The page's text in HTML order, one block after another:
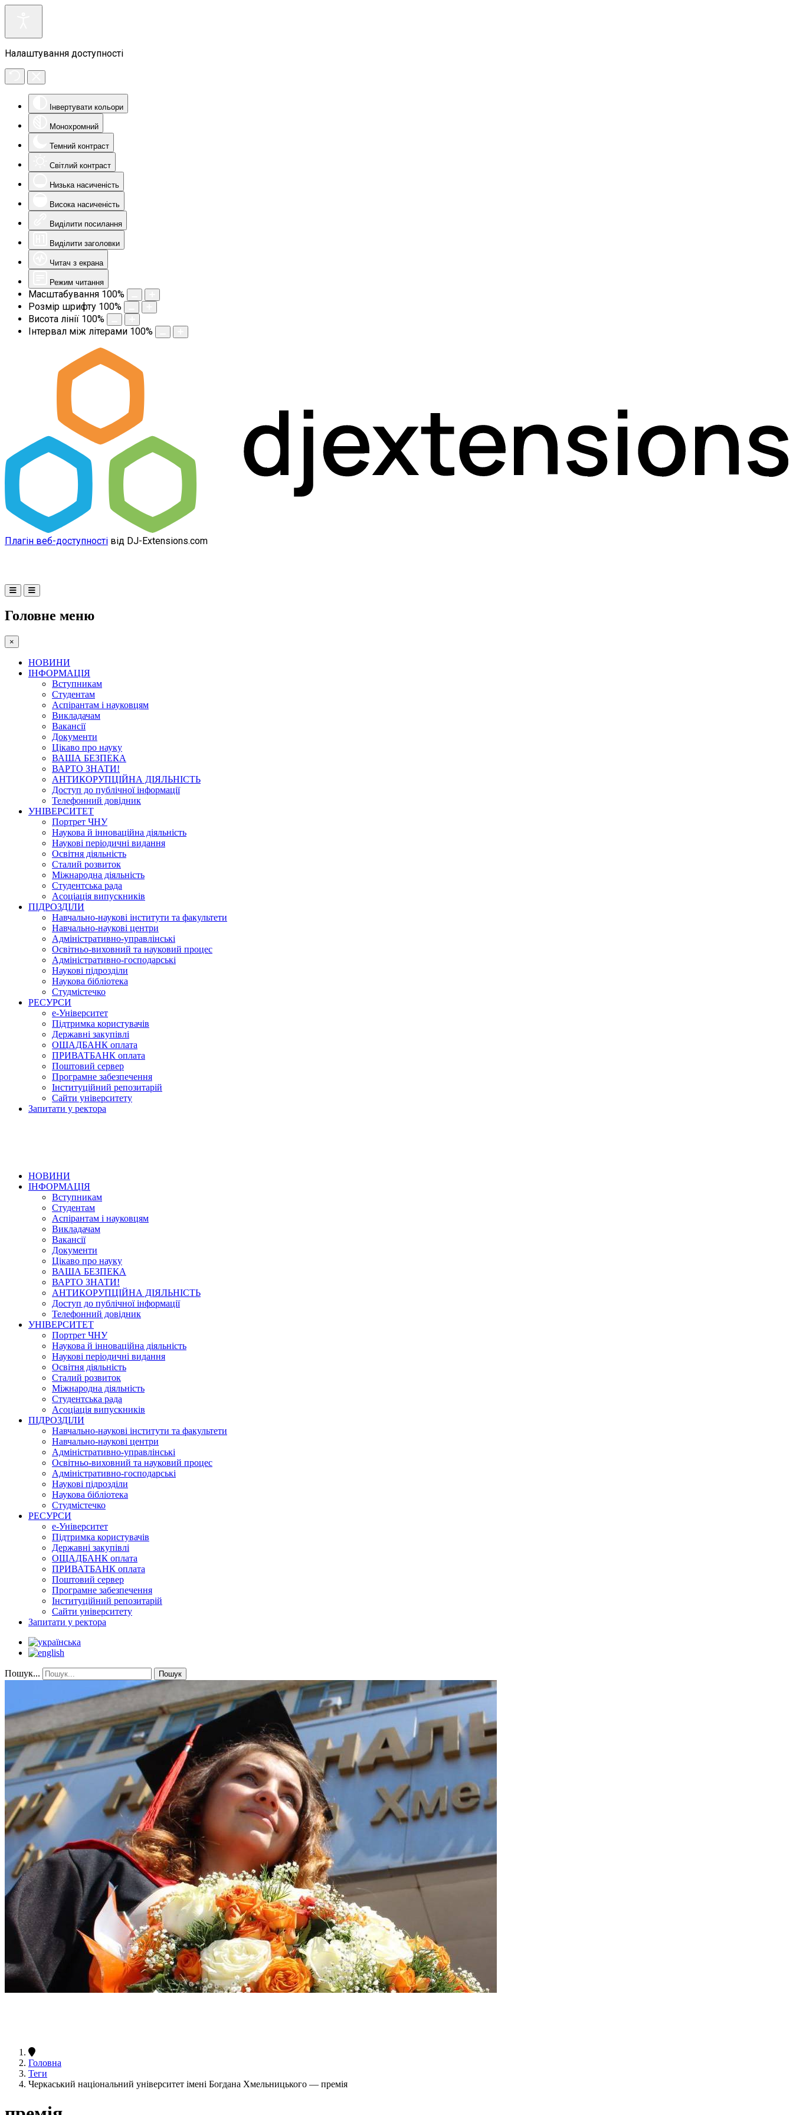
Налаштування доступності
Інвертувати кольори
Монохромний
Темний контраст
Світлий контраст
Низька насиченість
Висока насиченість
Виділити посилання
Виділити заголовки
Читач з екрана
Режим читання
Масштабування 100%
Розмір шрифту 100%
Висота лінії 100%
Інтервал між літерами 100%
Плагін веб-доступності від DJ-Extensions.com
Головне меню
×
НОВИНИ
ІНФОРМАЦІЯ
Вступникам
Студентам
Аспірантам і науковцям
Викладачам
Вакансії
Документи
Цікаво про науку
ВАША БЕЗПЕКА
ВАРТО ЗНАТИ!
АНТИКОРУПЦІЙНА ДІЯЛЬНІСТЬ
Доступ до публічної інформації
Телефонний довідник
УНІВЕРСИТЕТ
Портрет ЧНУ
Наукова й інноваційна діяльність
Наукові періодичні видання
Освітня діяльність
Сталий розвиток
Міжнародна діяльність
Студентська рада
Асоціація випускників
ПІДРОЗДІЛИ
Навчально-наукові інститути та факультети
Навчально-наукові центри
Адміністративно-управлінські
Освітньо-виховний та науковий процес
Адміністративно-господарські
Наукові підрозділи
Наукова бібліотека
Студмістечко
РЕСУРСИ
е-Університет
Підтримка користувачів
Державні закупівлі
ОЩАДБАНК оплата
ПРИВАТБАНК оплата
Поштовий сервер
Програмне забезпечення
Інституційний репозитарій
Сайти університету
Запитати у ректора
НОВИНИ
ІНФОРМАЦІЯ
Вступникам
Студентам
Аспірантам і науковцям
Викладачам
Вакансії
Документи
Цікаво про науку
ВАША БЕЗПЕКА
ВАРТО ЗНАТИ!
АНТИКОРУПЦІЙНА ДІЯЛЬНІСТЬ
Доступ до публічної інформації
Телефонний довідник
УНІВЕРСИТЕТ
Портрет ЧНУ
Наукова й інноваційна діяльність
Наукові періодичні видання
Освітня діяльність
Сталий розвиток
Міжнародна діяльність
Студентська рада
Асоціація випускників
ПІДРОЗДІЛИ
Навчально-наукові інститути та факультети
Навчально-наукові центри
Адміністративно-управлінські
Освітньо-виховний та науковий процес
Адміністративно-господарські
Наукові підрозділи
Наукова бібліотека
Студмістечко
РЕСУРСИ
е-Університет
Підтримка користувачів
Державні закупівлі
ОЩАДБАНК оплата
ПРИВАТБАНК оплата
Поштовий сервер
Програмне забезпечення
Інституційний репозитарій
Сайти університету
Запитати у ректора
Пошук... Пошук
Головна
Теги
Черкаський національний університет імені Богдана Хмельницького — премія